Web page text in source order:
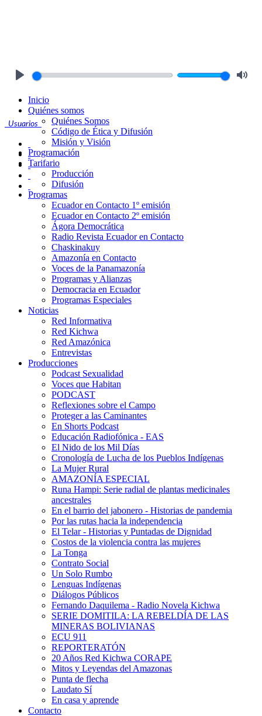
Usuarios
Inicio
Quiénes somos
Quiénes Somos
Código de Ética y Difusión
Misión y Visión
Programación
Tarifario
Producción
Difusión
Programas
Ecuador en Contacto 1º emisión
Ecuador en Contacto 2º emisión
Ágora Democrática
Radio Revista Ecuador en Contacto
Chaskinakuy
Amazonía en Contacto
Voces de la Panamazonía
Programas y Alianzas
Democracia en Ecuador
Programas Especiales
Noticias
Red Informativa
Red Kichwa
Red Amazónica
Entrevistas
Producciones
Podcast Sexualidad
Voces que Habitan
PODCAST
Reflexiones sobre el Campo
Proteger a las Caminantes
En Shorts Podcast
Educación Radiofónica - EAS
El Nido de los Mil Días
Cronología de Lucha de los Pueblos Indígenas
La Mujer Rural
AMAZONÍA ESPECIAL
Runa Hampi: Serie radial de plantas medicinales
ancestrales
En el barrio del jabonero - Historias de pandemia
Por las rutas hacia la independencia
El Telar - Historias y Puntadas de Dignidad
Costos de la violencia contra las mujeres
La Tonga
Contrato Social
Un Solo Rumbo
Lenguas Indígenas
Diálogos Públicos
Fernando Daquilema - Radio Novela Kichwa
SERIE DOMITILA: LA REBELDÍA DE LAS
MINERAS BOLIVIANAS
ECU 911
REPORTERATÓN
20 Años Red Kichwa CORAPE
Mitos y Leyendas del Amazonas
Punta de flecha
Laudato Sí
En casa y aprende
Contacto